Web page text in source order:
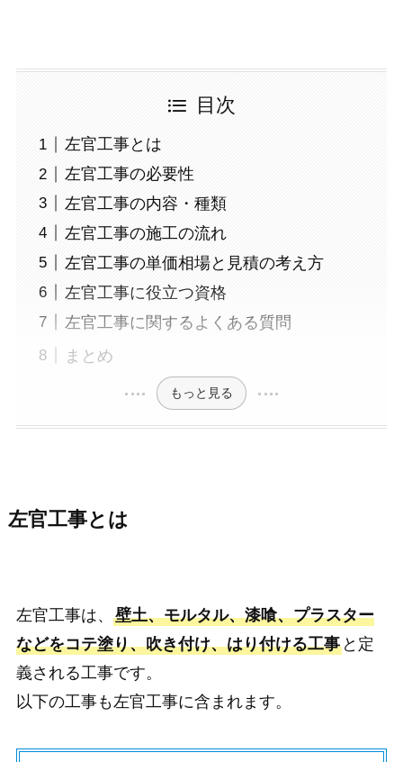
目次
左官工事とは
左官工事の必要性
左官工事の内容・種類
左官工事の施工の流れ
左官工事の単価相場と見積の考え方
左官工事に役立つ資格
左官工事に関するよくある質問
まとめ
もっと見る
左官工事とは
左官工事は、 壁土、モルタル、漆喰、プラスター
などをコテ塗り、吹き付け、はり付ける工事と定
義される工事です。
以下の工事も左官工事に含まれます。